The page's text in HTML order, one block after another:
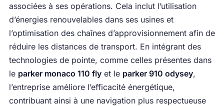
associées à ses opérations. Cela inclut l’utilisation
d’énergies renouvelables dans ses usines et
l’optimisation des chaînes d’approvisionnement afin de
réduire les distances de transport. En intégrant des
technologies de pointe, comme celles présentes dans
le parker monaco 110 flyet le parker 910 odysey,
l’entreprise améliore l’efficacité énergétique,
contribuant ainsi à une navigation plus respectueuse